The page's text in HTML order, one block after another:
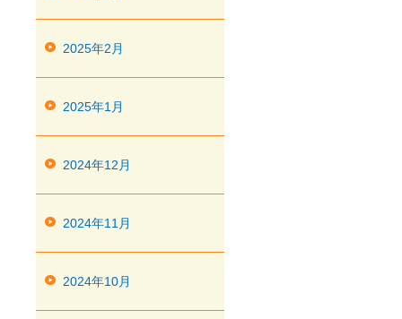
2025年2月
2025年1月
2024年12月
2024年11月
2024年10月